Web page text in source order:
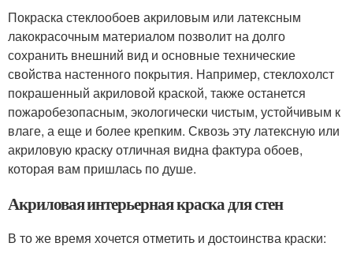
Покраска стеклообоев акриловым или латексным
лакокрасочным материалом позволит на долго
сохранить внешний вид и основные технические
свойства настенного покрытия. Например, стеклохолст
покрашенный акриловой краской, также останется
пожаробезопасным, экологически чистым, устойчивым к
влаге, а еще и более крепким. Сквозь эту латексную или
акриловую краску отличная видна фактура обоев,
которая вам пришлась по душе.
Акриловая интерьерная краска для стен
В то же время хочется отметить и достоинства краски: